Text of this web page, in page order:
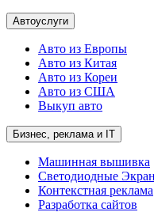
Автоуслуги
Авто из Европы
Авто из Китая
Авто из Кореи
Авто из США
Выкуп авто
Бизнес, реклама и IT
Машинная вышивка
Светодиодные
Контекстная реклама
Разработка сайтов